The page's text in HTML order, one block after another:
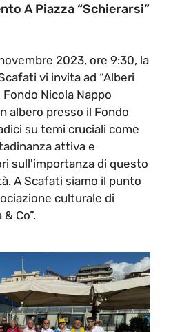
A Piazza “Schierarsi”
2023, ore 9:30, la
vi invita ad “Alberi
Nicola Nappo
albero presso il Fondo
su temi cruciali come
attiva e
sull'importanza di questo
A Scafati siamo il punto
culturale di
Co”.